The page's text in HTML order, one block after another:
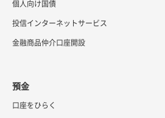
個人向け国債
投信インターネットサービス
金融商品仲介口座開設
預金
口座をひらく